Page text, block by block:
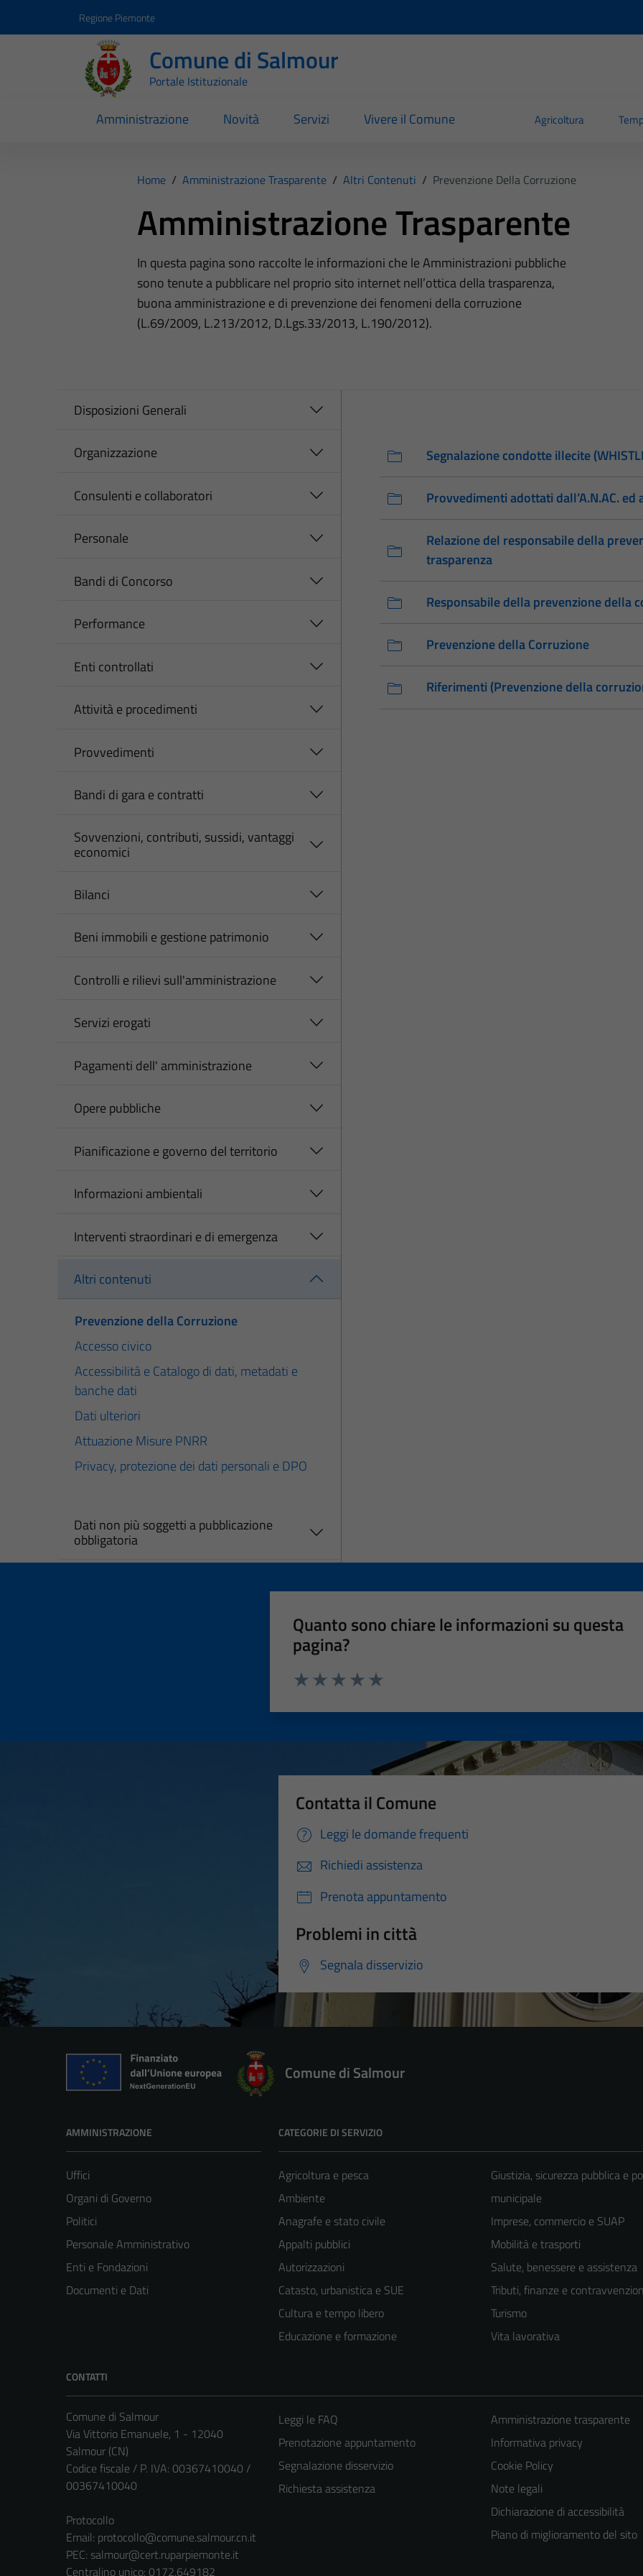
Regione Piemonte
Comune di Salmour
Portale Istituzionale
Amministrazione Novità Servizi Vivere il Comune Agricoltura
Home / Amministrazione Trasparente / Altri Contenuti / Prevenzione Della Corruzione
Amministrazione Trasparente
In questa pagina sono raccolte le informazioni che le Amministrazioni pubbliche
sono tenute a pubblicare nel proprio sito internet nell’ottica della trasparenza,
buona amministrazione e di prevenzione dei fenomeni della corruzione
(L.69/2009, L.213/2012, D.Lgs.33/2013, L.190/2012).
Disposizioni Generali
Organizzazione
Consulenti e collaboratori
Personale
Bandi di Concorso
Performance
Enti controllati
Attività e procedimenti
Provvedimenti
Bandi di gara e contratti
Sovvenzioni, contributi, sussidi, vantaggi
economici
Bilanci
Beni immobili e gestione patrimonio
Controlli e rilievi sull'amministrazione
Servizi erogati
Pagamenti dell' amministrazione
Opere pubbliche
Pianificazione e governo del territorio
Informazioni ambientali
Interventi straordinari e di emergenza
Altri contenuti
Prevenzione della Corruzione
Accesso civico
Accessibilità e Catalogo di dati, metadati e
banche dati
Dati ulteriori
Attuazione Misure PNRR
Privacy, protezione dei dati personali e DPO
Dati non più soggetti a pubblicazione
obbligatoria
Segnalazione condotte illecite
Provvedimenti adottati dall’A.N.AC.
Relazione del responsabile della
trasparenza
Responsabile della prevenzione della
Prevenzione della Corruzione
Riferimenti (Prevenzione della
Quanto sono chiare le informazioni su questa
pagina?
Contatta il Comune
Leggi le domande frequenti
Richiedi assistenza
Prenota appuntamento
Problemi in città
Segnala disservizio
Comune di Salmour
AMMINISTRAZIONE
Uffici
Organi di Governo
Politici
Personale Amministrativo
Enti e Fondazioni
Documenti e Dati
CATEGORIE DI SERVIZIO
Agricoltura e pesca
Ambiente
Anagrafe e stato civile
Appalti pubblici
Autorizzazioni
Catasto, urbanistica e SUE
Cultura e tempo libero
Educazione e formazione
Giustizia, sicurezza pubblica e
municipale
Imprese, commercio e SUAP
Mobilità e trasporti
Salute, benessere e assistenza
Tributi, finanze e
Turismo
Vita lavorativa
CONTATTI
Comune di Salmour
Via Vittorio Emanuele, 1 - 12040
Salmour (CN)
Codice fiscale / P. IVA: 00367410040 /
00367410040
Protocollo
Email: protocollo@comune.salmour.cn.it
PEC: salmour@cert.ruparpiemonte.it
Centralino unico: 0172.649182
Leggi le FAQ
Prenotazione appuntamento
Segnalazione disservizio
Richiesta assistenza
Amministrazione trasparente
Informativa privacy
Cookie Policy
Note legali
Dichiarazione di accessibilità
Piano di miglioramento del sito